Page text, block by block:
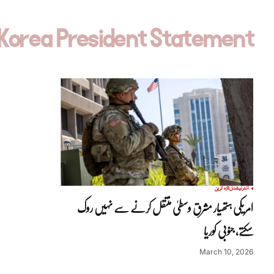
President Statement
انٹرنیشنلتازہ ترین
امریکی ہتھیار مشرقِ وسطیٰ منتقل کرنے سے نہیں روک
سکتے، جنوبی کوریا
March 10, 2026